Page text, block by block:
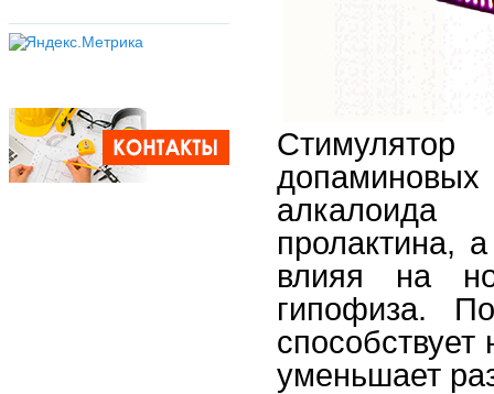
алкалоида
пролактина,
влияя на
гипофиза.
уменьшает